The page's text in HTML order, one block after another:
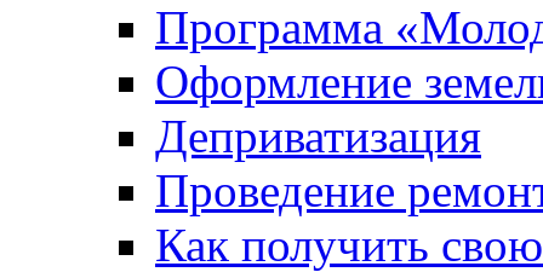
Программа
Оформление
Деприватизация
Проведение
Как получить